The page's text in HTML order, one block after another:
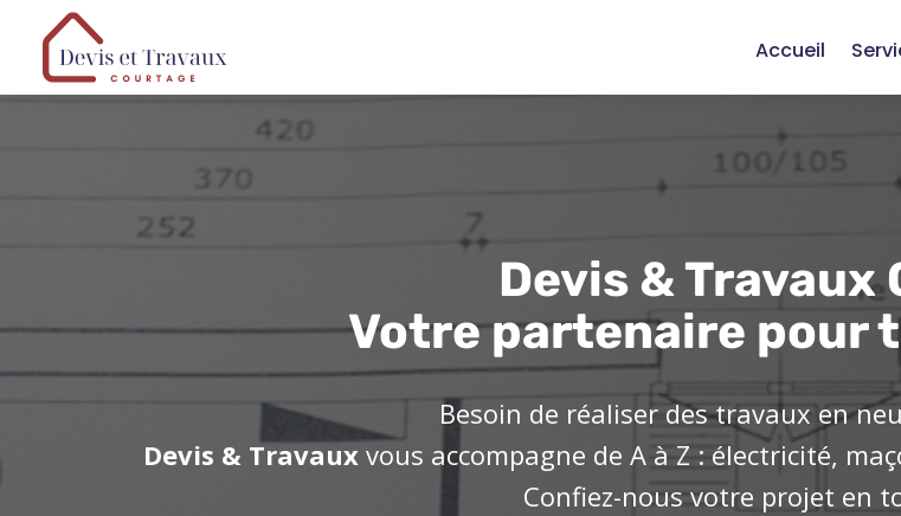
Accueil
Devis & Travaux
Votre partenaire pour
Besoin de réaliser des travaux en
Devis & Travaux vous accompagne de A à Z : électricité,
Confiez-nous votre projet en